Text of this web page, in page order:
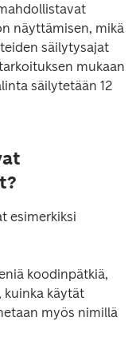
näyttämisen, mikä
säilytysajat
mukaan;
säilytetään 12
esimerkiksi
koodinpätkiä,
kuinka käytät
myös nimillä